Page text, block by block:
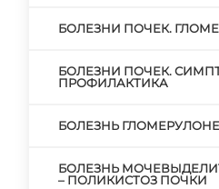
БОЛЕЗНИ ПОЧЕК.
БОЛЕЗНИ ПОЧЕК.
ПРОФИЛАКТИКА
БОЛЕЗНЬ
БОЛЕЗНЬ
– ПОЛИКИСТОЗ ПОЧКИ